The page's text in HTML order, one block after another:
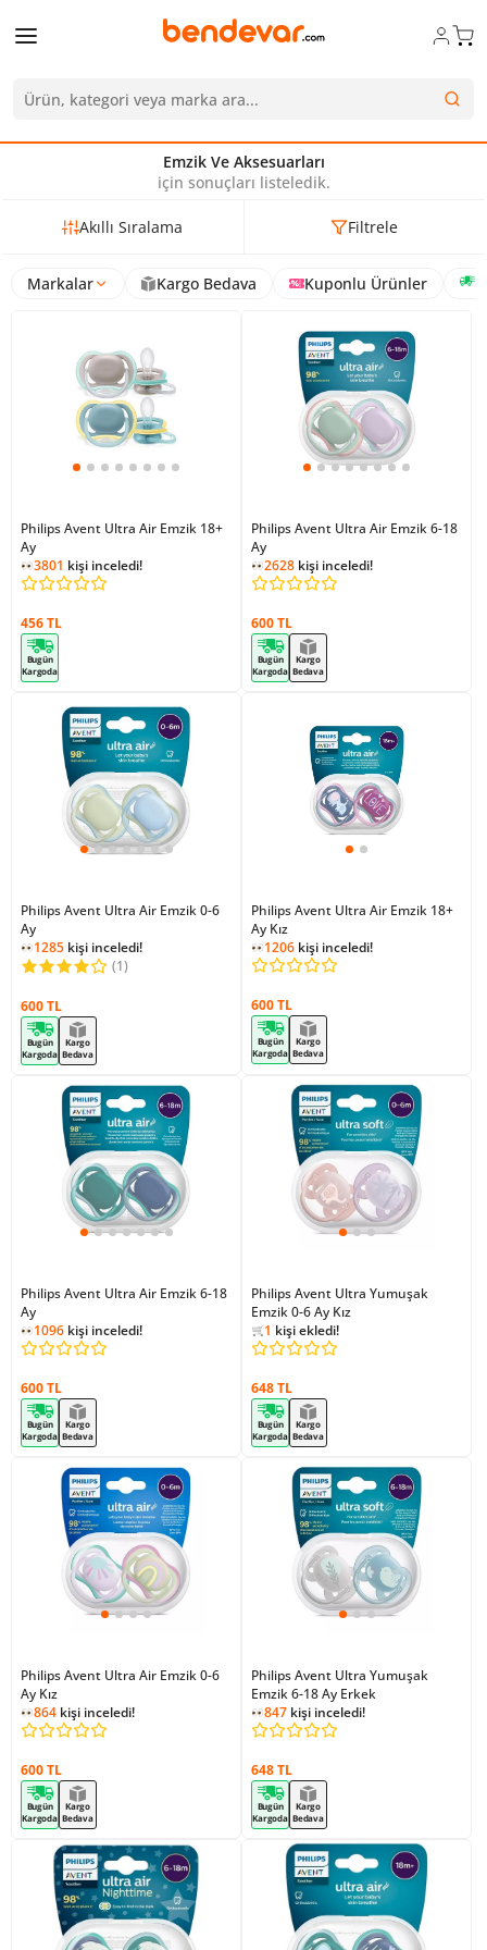
Emzik Ve Aksesuarları
için sonuçları listeledik.
Akıllı Sıralama Filtrele
Markalar Kargo Bedava Kuponlu Ürünler
Philips Avent Ultra Air Emzik 18+
Ay
3801 kişi inceledi!
456 TL
Bugün
Kargoda
Philips Avent Ultra Air Emzik 6-18
Ay
2628 kişi inceledi!
600 TL
Bugün
Kargoda
Kargo
Bedava
Philips Avent Ultra Air Emzik 0-6
Ay
1285 kişi inceledi!
(1)
600 TL
Bugün
Kargoda
Kargo
Bedava
Philips Avent Ultra Air Emzik 18+
Ay Kız
1206 kişi inceledi!
600 TL
Bugün
Kargoda
Kargo
Bedava
Philips Avent Ultra Air Emzik 6-18
Ay
1096 kişi inceledi!
600 TL
Bugün
Kargoda
Kargo
Bedava
Philips Avent Ultra Yumuşak
Emzik 0-6 Ay Kız
906kişi inceledi!
1 kişi ekledi!
906kişi inceledi!
648 TL
Bugün
Kargoda
Kargo
Bedava
Philips Avent Ultra Air Emzik 0-6
Ay Kız
864 kişi inceledi!
600 TL
Bugün
Kargoda
Kargo
Bedava
Philips Avent Ultra Yumuşak
Emzik 6-18 Ay Erkek
847 kişi inceledi!
648 TL
Bugün
Kargoda
Kargo
Bedava